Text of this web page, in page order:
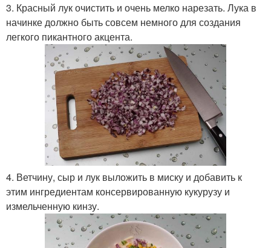
3. Красный лук очистить и очень мелко нарезать. Лука в
начинке должно быть совсем немного для создания
легкого пикантного акцента.
4. Ветчину, сыр и лук выложить в миску и добавить к
этим ингредиентам консервированную кукурузу и
измельченную кинзу.